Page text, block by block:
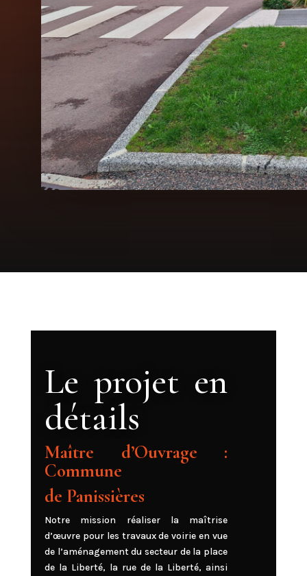
Le projet en
détails
Maître d’Ouvrage :
Commune
de Panissières
Notre mission réaliser la maîtrise
d’œuvre pour les travaux de voirie en vue
de l’aménagement du secteur de la place
de la Liberté, la rue de la Liberté, ainsi